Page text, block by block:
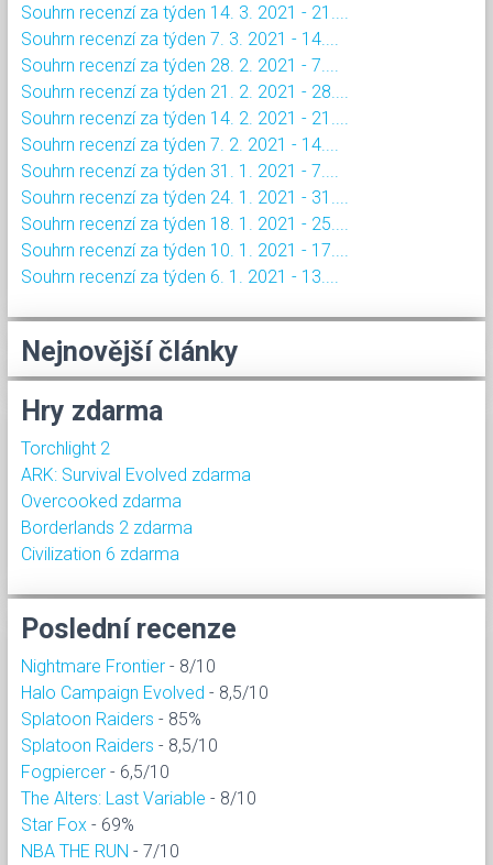
Souhrn recenzí za týden 14. 3. 2021 - 21....
Souhrn recenzí za týden 7. 3. 2021 - 14....
Souhrn recenzí za týden 28. 2. 2021 - 7....
Souhrn recenzí za týden 21. 2. 2021 - 28....
Souhrn recenzí za týden 14. 2. 2021 - 21....
Souhrn recenzí za týden 7. 2. 2021 - 14....
Souhrn recenzí za týden 31. 1. 2021 - 7....
Souhrn recenzí za týden 24. 1. 2021 - 31....
Souhrn recenzí za týden 18. 1. 2021 - 25....
Souhrn recenzí za týden 10. 1. 2021 - 17....
Souhrn recenzí za týden 6. 1. 2021 - 13....
Nejnovější články
Hry zdarma
Torchlight 2
ARK: Survival Evolved zdarma
Overcooked zdarma
Borderlands 2 zdarma
Civilization 6 zdarma
Poslední recenze
Nightmare Frontier - 8/10
Halo Campaign Evolved - 8,5/10
Splatoon Raiders - 85%
Splatoon Raiders - 8,5/10
Fogpiercer - 6,5/10
The Alters: Last Variable - 8/10
Star Fox - 69%
NBA THE RUN - 7/10